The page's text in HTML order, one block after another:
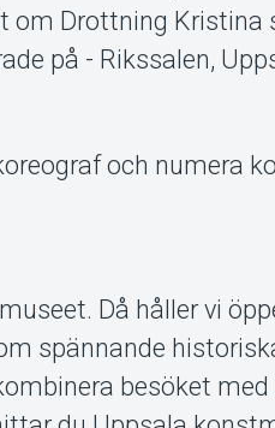
om Drottning Kristina
på - Rikssalen,
och numera
Då håller vi
spännande
besöket